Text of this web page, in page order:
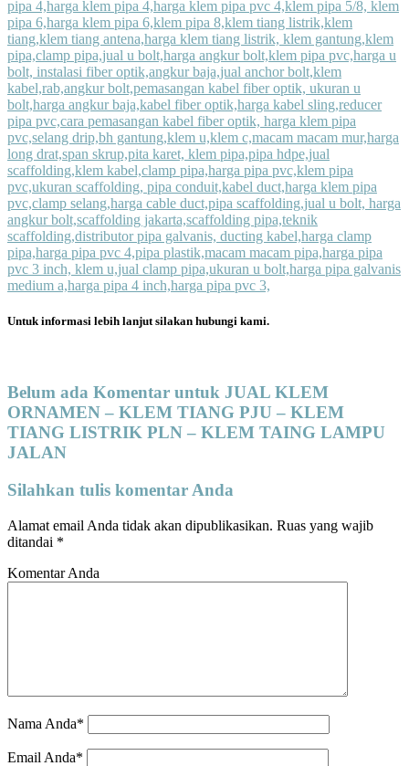
Untuk informasi lebih lanjut silakan hubungi kami.
Belum ada Komentar untuk JUAL KLEM
ORNAMEN – KLEM TIANG PJU – KLEM
TIANG LISTRIK PLN – KLEM TAING LAMPU
JALAN
Silahkan tulis komentar Anda
Alamat email Anda tidak akan dipublikasikan. Ruas yang wajib
ditandai *
Komentar Anda
Nama Anda*
Email Anda*